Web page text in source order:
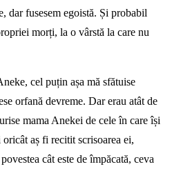
dar fusesem egoistă. Și probabil
morți, la o vârstă la care nu
cel puțin așa mă sfătuise
orfană devreme. Dar erau atât de
mama Anekei de cele în care își
aș fi recitit scrisoarea ei,
cât este de împăcată, ceva